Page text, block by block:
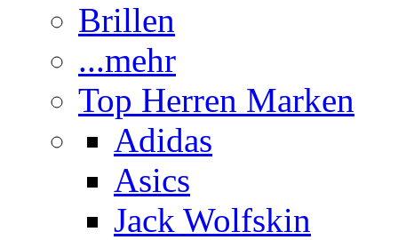
Brillen
...mehr
Top Herren Marken
Adidas
Asics
Jack Wolfskin